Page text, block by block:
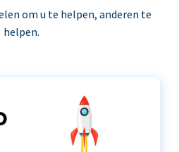
om u te helpen, anderen te
helpen.